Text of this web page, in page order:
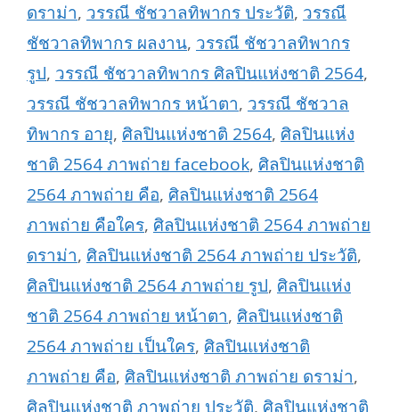
ดราม่า, วรรณี ชัชวาลทิพากร ประวัติ, วรรณี
ชัชวาลทิพากร ผลงาน, วรรณี ชัชวาลทิพากร
รูป, วรรณี ชัชวาลทิพากร ศิลปินแห่งชาติ 2564,
วรรณี ชัชวาลทิพากร หน้าตา, วรรณี ชัชวาล
ทิพากร อายุ, ศิลปินแห่งชาติ 2564, ศิลปินแห่ง
ชาติ 2564 ภาพถ่าย facebook, ศิลปินแห่งชาติ
2564 ภาพถ่าย คือ, ศิลปินแห่งชาติ 2564
ภาพถ่าย คือใคร, ศิลปินแห่งชาติ 2564 ภาพถ่าย
ดราม่า, ศิลปินแห่งชาติ 2564 ภาพถ่าย ประวัติ,
ศิลปินแห่งชาติ 2564 ภาพถ่าย รูป, ศิลปินแห่ง
ชาติ 2564 ภาพถ่าย หน้าตา, ศิลปินแห่งชาติ
2564 ภาพถ่าย เป็นใคร, ศิลปินแห่งชาติ
ภาพถ่าย คือ, ศิลปินแห่งชาติ ภาพถ่าย ดราม่า,
ศิลปินแห่งชาติ ภาพถ่าย ประวัติ, ศิลปินแห่งชาติ